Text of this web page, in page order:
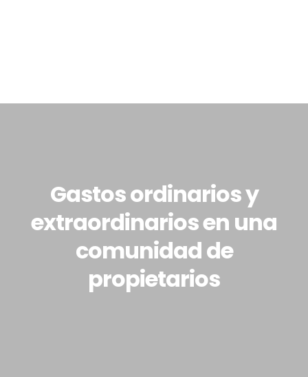
Servicios
Pide Presupuesto
Gastos ordinarios y
extraordinarios en una
comunidad de
propietarios